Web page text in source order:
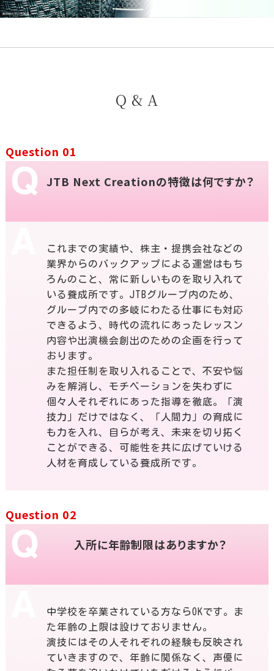
Q & A
Question 01
JTB Next Creationの特徴は何ですか？
これまでの実績や、株主・提携会社などの
業界からのバックアップによる運営はもち
ろんのこと、常に新しいものを取り入れて
いる養成所です。JTBグループ内のため、
グループ内での多岐にわたる仕事にも対応
できるよう、時代の流れにあったレッスン
内容や出演機会創出のための企画を行って
おります。
また担任制を取り入れることで、不安や悩
みを解消し、モチベーションを失わずに
個々人それぞれにあった指導を徹底。「演
技力」だけではなく、「人間力」の育成に
も力を入れ、自らが考え、未来を切り拓く
ことができる、可能性を共に広げていける
人材を育成している養成所です。
Question 02
入所に年齢制限はありますか？
中学校を卒業されている方ならOKです。ま
た年齢の上限は設けておりません。
演技にはその人それぞれの経験も反映され
ていきますので、年齢に関係なく、声優に